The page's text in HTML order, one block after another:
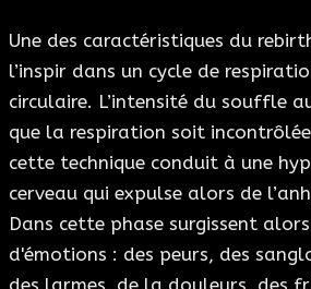
Une des caractéristiques du
l’inspir dans un cycle de
circulaire. L’intensité du souffle
que la respiration soit
cette technique conduit à une
cerveau qui expulse alors de
Dans cette phase surgissent
d'émotions : des peurs, des
des larmes, de la douleurs, des